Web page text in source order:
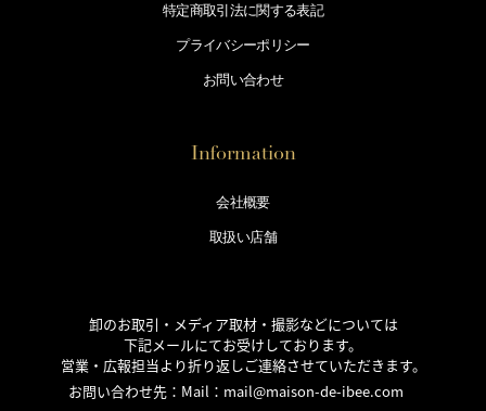
特定商取引法に関する表記
プライバシーポリシー
お問い合わせ
Information
会社概要
取扱い店舗
卸のお取引・メディア取材・撮影などについては
下記メールにてお受けしております。
営業・広報担当より折り返しご連絡させていただきます。
お問い合わせ先：Mail： mail@maison-de-ibee.com